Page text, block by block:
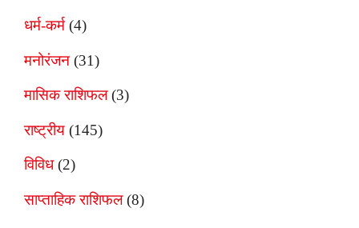
धर्म-कर्म (4)
मनोरंजन (31)
मासिक राशिफल(3)
राष्ट्रीय (145)
विविध(2)
साप्ताहिक राशिफल(8)